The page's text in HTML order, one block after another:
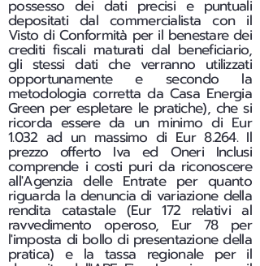
possesso dei dati precisi e puntuali
depositati dal commercialista con il
Visto di Conformità per il benestare dei
crediti fiscali maturati dal beneficiario,
gli stessi dati che verranno utilizzati
opportunamente e secondo la
metodologia corretta da Casa Energia
Green per espletare le pratiche), che si
ricorda essere da un minimo di Eur
1.032 ad un massimo di Eur 8.264. Il
prezzo offerto Iva ed Oneri Inclusi
comprende i costi puri da riconoscere
all'Agenzia delle Entrate per quanto
riguarda la denuncia di variazione della
rendita catastale (Eur 172 relativi al
ravvedimento operoso, Eur 78 per
l'imposta di bollo di presentazione della
pratica) e la tassa regionale per il